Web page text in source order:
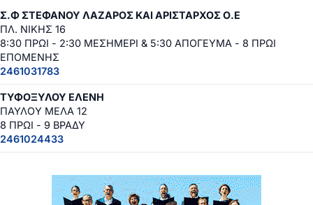
Σ.Φ ΣΤΕΦΑΝΟΥ ΛΑΖΑΡΟΣ ΚΑΙ ΑΡΙΣΤΑΡΧΟΣ Ο.Ε
ΠΛ. ΝΙΚΗΣ 16
8:30 ΠΡΩΙ - 2:30 ΜΕΣΗΜΕΡΙ & 5:30 ΑΠΟΓΕΥΜΑ - 8 ΠΡΩΙ
ΕΠΟΜΕΝΗΣ
2461031783
ΤΥΦΟΞΥΛΟΥ ΕΛΕΝΗ
ΠΑΥΛΟΥ ΜΕΛΑ 12
8 ΠΡΩΙ - 9 ΒΡΑΔΥ
2461024433